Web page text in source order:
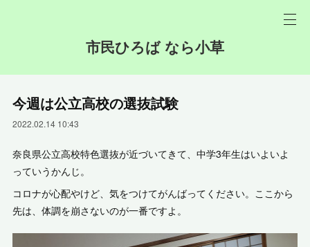
市民ひろば なら小草
今週は公立高校の選抜試験
2022.02.14 10:43
奈良県公立高校特色選抜が近づいてきて、中学3年生はいよいよ
っていうかんじ。
コロナが心配やけど、気をつけてがんばってください。ここから
先は、体調を崩さないのが一番ですよ。